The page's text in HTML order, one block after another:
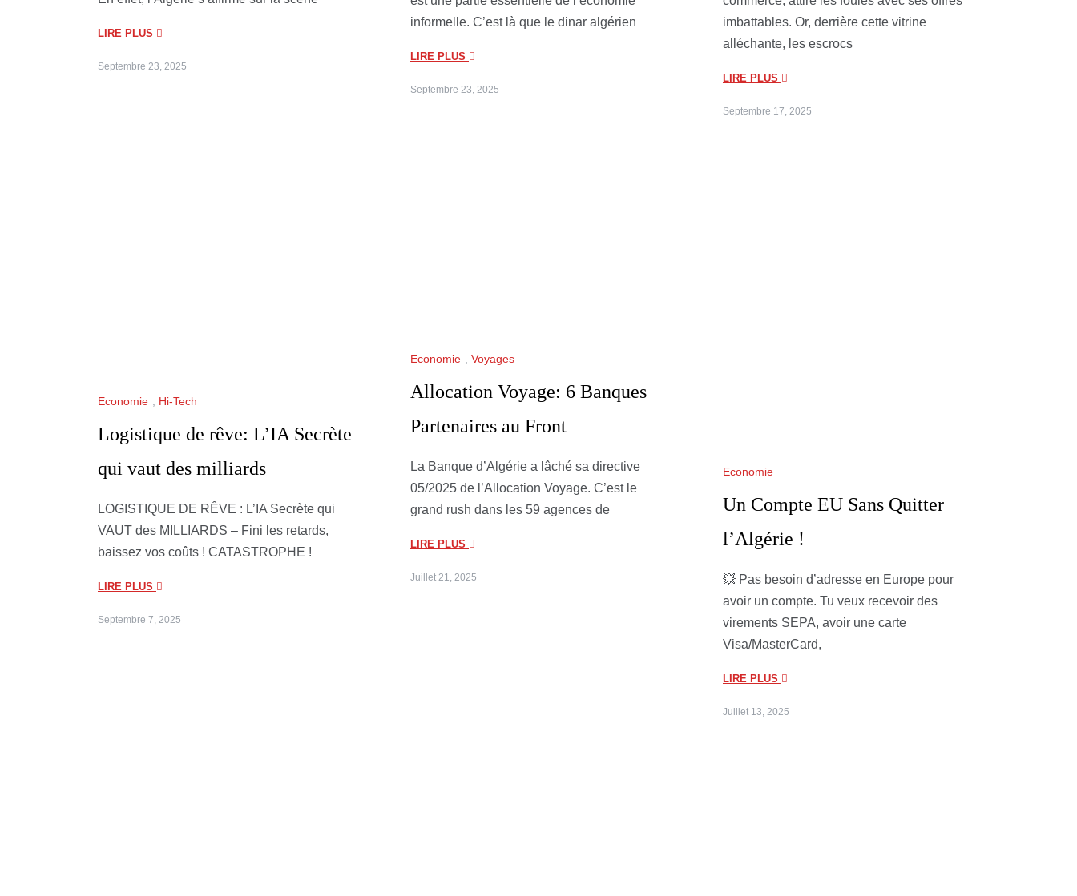
LIRE PLUS
Septembre 23, 2025
informelle. C’est là que le dinar algérien
LIRE PLUS
Septembre 23, 2025
imbattables. Or, derrière cette vitrine
alléchante, les escrocs
LIRE PLUS
Septembre 17, 2025
Economie , Hi-Tech
Logistique de rêve: L’IA Secrète
qui vaut des milliards
LOGISTIQUE DE RÊVE : L’IA Secrète qui
VAUT des MILLIARDS – Fini les retards,
baissez vos coûts ! CATASTROPHE !
LIRE PLUS
Septembre 7, 2025
Economie Voyages
Allocation Voyage: 6 Banques
Partenaires au Front
La Banque d’Algérie a lâché sa directive
05/2025 de l’Allocation Voyage. C’est le
grand rush dans les 59 agences de
LIRE PLUS
Juillet 21, 2025
Economie
Un Compte EU Sans Quitter
l’Algérie !
💥 Pas besoin d’adresse en Europe pour
avoir un compte. Tu veux recevoir des
virements SEPA, avoir une carte
Visa/MasterCard,
LIRE PLUS
Juillet 13, 2025